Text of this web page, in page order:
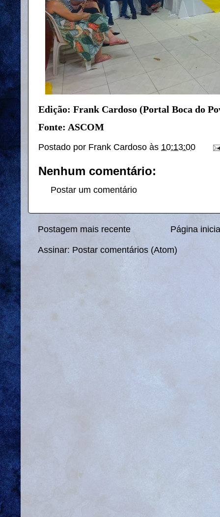
Edição: Frank Cardoso (Portal Boca do
Fonte: ASCOM
Postado por Frank Cardoso às 10:13:00
Nenhum comentário:
Postar um comentário
Postagem mais recente Página
Assinar: Postar comentários (Atom)